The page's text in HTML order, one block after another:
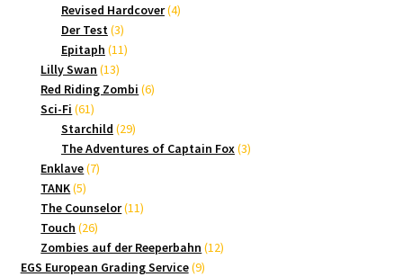
Produkte
Revised Hardcover 44
Der Test 33
Produkte
Epitaph 1111
Lilly Swan 1313
Produkte
Red Riding Zombi 66
Sci-Fi 6161
Produkte
Starchild 2929
Produkte
The Adventures of Captain Fox 33
Enklave 77
TANK 55
Produkte
The Counselor 1111
Touch 2626
Produkte
Zombies auf der Reeperbahn 1212
EGS European Grading Service 99